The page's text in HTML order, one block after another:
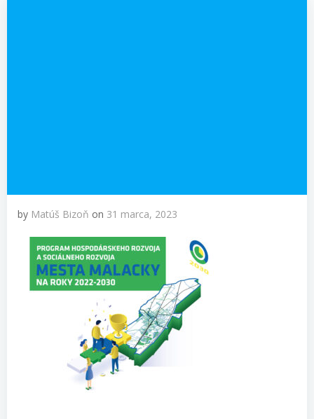
by Matúš Bizoň on 31 marca, 2023